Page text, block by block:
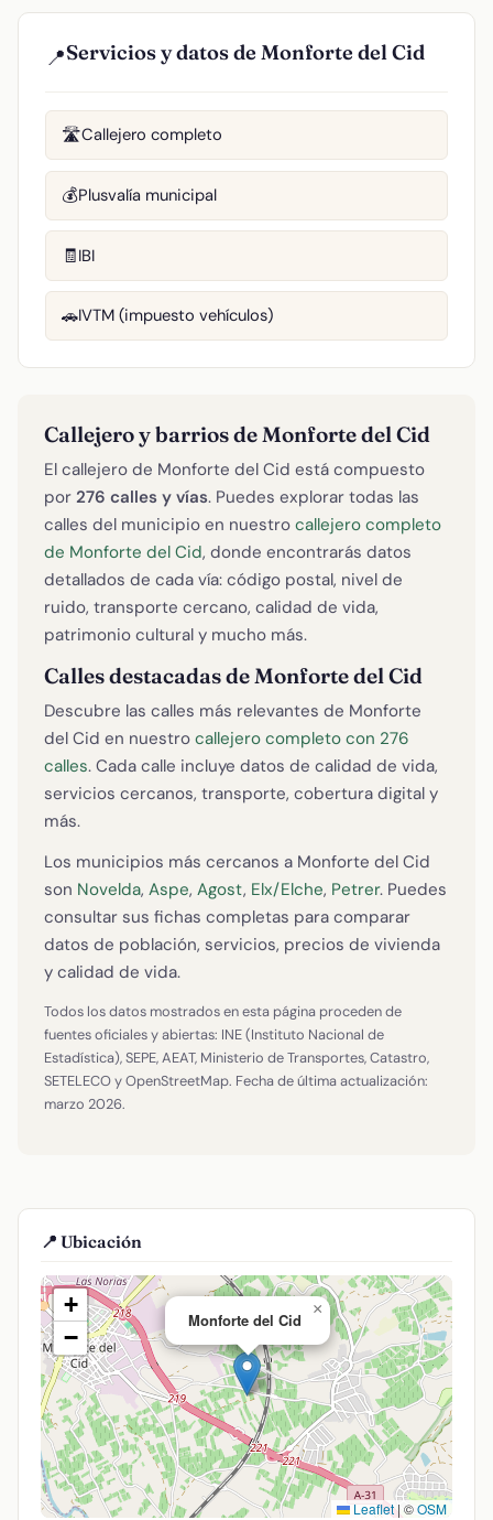
📍Servicios y datos de Monforte del Cid
🛣️Callejero completo
💰Plusvalía municipal
🧾IBI
🚗IVTM (impuesto vehículos)
Callejero y barrios de Monforte del Cid
El callejero de Monforte del Cid está compuesto
por 276 calles y vías. Puedes explorar todas las
calles del municipio en nuestro callejero completo
de Monforte del Cid, donde encontrarás datos
detallados de cada vía: código postal, nivel de
ruido, transporte cercano, calidad de vida,
patrimonio cultural y mucho más.
Calles destacadas de Monforte del Cid
Descubre las calles más relevantes de Monforte
del Cid en nuestro callejero completo con 276
calles. Cada calle incluye datos de calidad de vida,
servicios cercanos, transporte, cobertura digital y
más.
Los municipios más cercanos a Monforte del Cid
son Novelda, Aspe, Agost, Elx/Elche, Petrer. Puedes
consultar sus fichas completas para comparar
datos de población, servicios, precios de vivienda
y calidad de vida.
Todos los datos mostrados en esta página proceden de
fuentes oficiales y abiertas: INE (Instituto Nacional de
Estadística), SEPE, AEAT, Ministerio de Transportes, Catastro,
SETELECO y OpenStreetMap. Fecha de última actualización:
marzo 2026.
📍 Ubicación
Monforte del Cid
×
+
−
Leaflet|©OSM